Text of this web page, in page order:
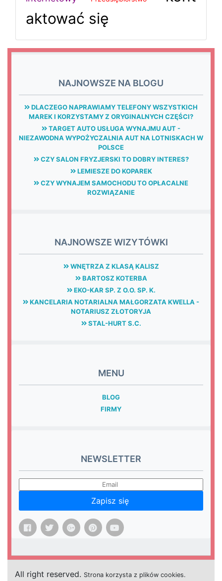
aktować się
NAJNOWSZE NA BLOGU
DLACZEGO NAPRAWIAMY TELEFONY WSZYSTKICH
MAREK I KORZYSTAMY Z ORYGINALNYCH CZĘŚCI?
TARGET AUTO USŁUGA WYNAJMU AUT -
NIEZAWODNA WYPOŻYCZALNIA AUT NA LOTNISKACH W
POLSCE
CZY SALON FRYZJERSKI TO DOBRY INTERES?
LEMIESZE DO KOPAREK
CZY WYNAJEM SAMOCHODU TO OPŁACALNE
ROZWIĄZANIE
NAJNOWSZE WIZYTÓWKI
WNĘTRZA Z KLASĄ KALISZ
BARTOSZ KOTERBA
EKO-KAR SP. Z O.O. SP. K.
KANCELARIA NOTARIALNA MAŁGORZATA KWELLA -
NOTARIUSZ ZŁOTORYJA
STAL-HURT S.C.
MENU
BLOG
FIRMY
NEWSLETTER
Zapisz się
All right reserved. Strona korzysta z plików cookies.